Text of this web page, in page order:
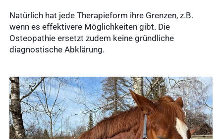
Natürlich hat jede Therapieform ihre Grenzen, z.B.
wenn es effektivere Möglichkeiten gibt. Die
Osteopathie ersetzt zudem keine gründliche
diagnostische Abklärung.